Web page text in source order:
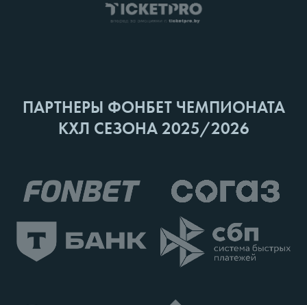
ПАРТНЕРЫ ФОНБЕТ ЧЕМПИОНАТА
КХЛ СЕЗОНА 2025/2026